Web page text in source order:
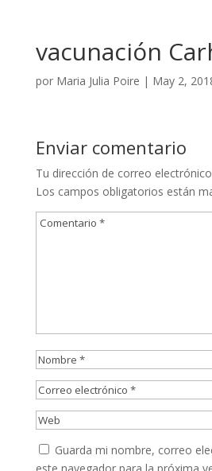
vacunación
por Maria Julia Poire | May 2,
Enviar comentario
Tu dirección de correo
Los campos obligatorios están
Guarda mi nombre, correo